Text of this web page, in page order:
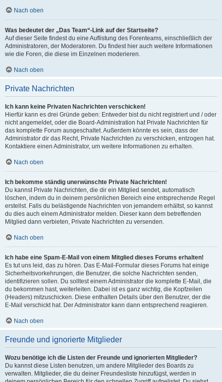
Nach oben
Was bedeutet der „Das Team“-Link auf der Startseite?
Auf dieser Seite findest du eine Auflistung des Forenteams, einschließlich der
Administratoren, der Moderatoren. Du findest hier auch weitere Informationen
wie die Foren, die diese im Einzelnen moderieren.
Nach oben
Private Nachrichten
Ich kann keine Privaten Nachrichten verschicken!
Hierfür kann es drei Gründe geben: Entweder bist du nicht registriert und / oder
nicht angemeldet, oder die Board-Administration hat Private Nachrichten für
das komplette Forum ausgeschaltet. Außerdem könnte es sein, dass der
Administrator dir das Recht, Private Nachrichten zu verschicken, entzogen hat.
Kontaktiere einen Administrator, um weitere Informationen zu erhalten.
Nach oben
Ich bekomme ständig unerwünschte Private Nachrichten!
Du kannst Private Nachrichten, die dir ein Mitglied sendet, automatisch
löschen, indem du in deinem persönlichen Bereich eine entsprechende Regel
erstellst. Falls du belästigende Nachrichten von jemandem erhältst, so kannst
du dies auch einem Administrator melden. Dieser kann dem betreffenden
Mitglied dann verbieten, Private Nachrichten zu versenden.
Nach oben
Ich habe eine Spam-E-Mail von einem Mitglied dieses Forums erhalten!
Es tut uns leid, das zu hören. Das E-Mail-Formular dieses Forums hat einige
Sicherheitsvorkehrungen, die Benutzer, die solche Nachrichten senden,
identifizieren sollen. Du solltest einem Administrator die komplette E-Mail, die
du bekommen hast, weiterleiten. Dabei ist es ganz wichtig, die Kopfzeilen
(Headers) mitzuschicken. Diese enthalten Details über den Benutzer, der die
E-Mail verschickt hat. Der Administrator kann dann entsprechend reagieren.
Nach oben
Freunde und ignorierte Mitglieder
Wozu benötige ich die Listen der Freunde und ignorierten Mitglieder?
Du kannst diese Listen benutzen, um andere Mitglieder des Boards zu
verwalten. Mitglieder, die du deiner Freundesliste hinzufügst, werden in